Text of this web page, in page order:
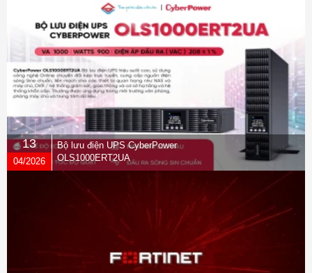
13
04/2026
Bộ lưu điện UPS CyberPower
OLS1000ERT2UA